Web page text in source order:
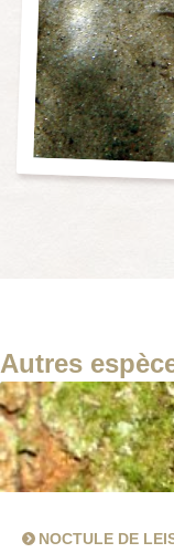
Autres
NOCTULE DE